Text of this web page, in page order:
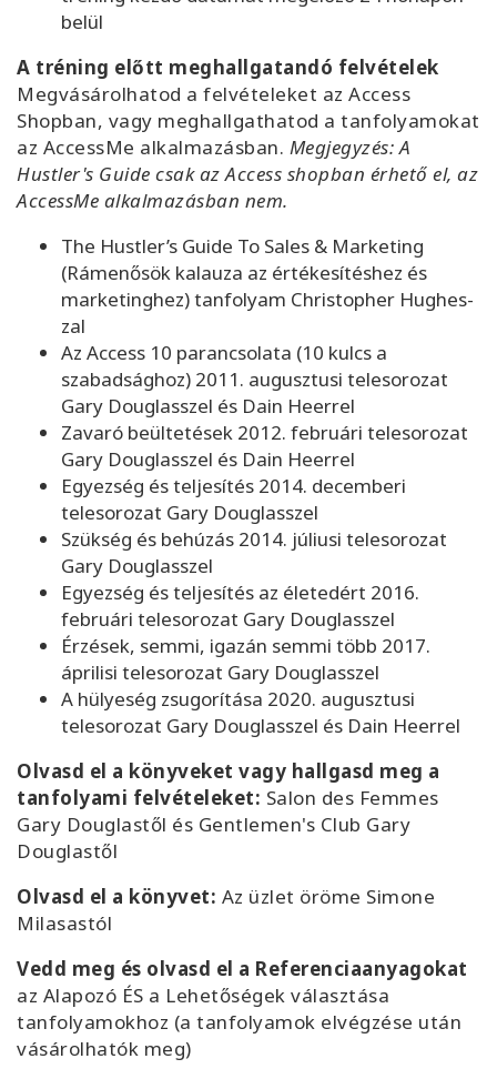
belül
A tréning előtt meghallgatandó felvételek
Megvásárolhatod a felvételeket az Access
Shopban, vagy meghallgathatod a tanfolyamokat
az AccessMe alkalmazásban. Megjegyzés: A
Hustler's Guide csak az Access shopban érhető el, az
AccessMe alkalmazásban nem.
The Hustler’s Guide To Sales & Marketing
(Rámenősök kalauza az értékesítéshez és
marketinghez) tanfolyam Christopher Hughes-
zal
Az Access 10 parancsolata (10 kulcs a
szabadsághoz) 2011. augusztusi telesorozat
Gary Douglasszel és Dain Heerrel
Zavaró beültetések 2012. februári telesorozat
Gary Douglasszel és Dain Heerrel
Egyezség és teljesítés 2014. decemberi
telesorozat Gary Douglasszel
Szükség és behúzás 2014. júliusi telesorozat
Gary Douglasszel
Egyezség és teljesítés az életedért 2016.
februári telesorozat Gary Douglasszel
Érzések, semmi, igazán semmi több 2017.
áprilisi telesorozat Gary Douglasszel
A hülyeség zsugorítása 2020. augusztusi
telesorozat Gary Douglasszel és Dain Heerrel
Olvasd el a könyveket vagy hallgasd meg a
tanfolyami felvételeket: Salon des Femmes
Gary Douglastől és Gentlemen's Club Gary
Douglastől
Olvasd el a könyvet: Az üzlet öröme Simone
Milasastól
Vedd meg és olvasd el a Referenciaanyagokat
az Alapozó ÉS a Lehetőségek választása
tanfolyamokhoz (a tanfolyamok elvégzése után
vásárolhatók meg)